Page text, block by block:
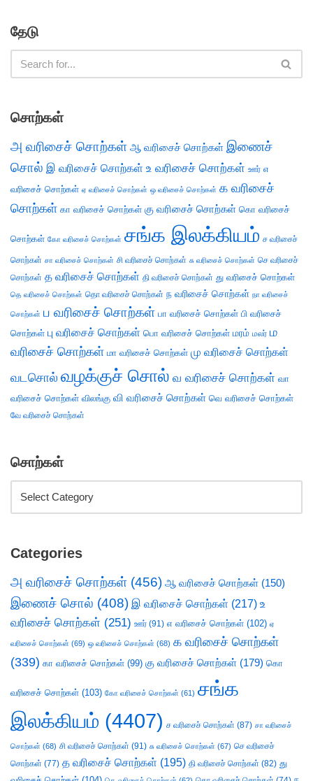
தேடு
சொற்கள்
அ வரிசைச் சொற்கள் ஆ வரிசைச் சொற்கள் இணைச்
சொல் இ வரிசைச் சொற்கள் உ வரிசைச் சொற்கள் ஊர் எ
வரிசைச் சொற்கள் ஏ வரிசைச் சொற்கள் ஒ வரிசைச் சொற்கள் க வரிசைச்
சொற்கள் கா வரிசைச் சொற்கள் கு வரிசைச் சொற்கள் கொ வரிசைச்
சொற்கள் கோ வரிசைச் சொற்கள் சங்க இலக்கியம் ச வரிசைச்
சொற்கள் சா வரிசைச் சொற்கள் சி வரிசைச் சொற்கள் சு வரிசைச் சொற்கள் செ வரிசைச்
சொற்கள் த வரிசைச் சொற்கள் தி வரிசைச் சொற்கள் து வரிசைச் சொற்கள்
தெ வரிசைச் சொற்கள் தொ வரிசைச் சொற்கள் ந வரிசைச் சொற்கள் நா வரிசைச்
சொற்கள் ப வரிசைச் சொற்கள் பா வரிசைச் சொற்கள் பி வரிசைச்
சொற்கள் பு வரிசைச் சொற்கள் பொ வரிசைச் சொற்கள் மரம் மலர் ம
வரிசைச் சொற்கள் மா வரிசைச் சொற்கள் மு வரிசைச் சொற்கள்
வடசொல் வழக்குச் சொல் வ வரிசைச் சொற்கள் வா
வரிசைச் சொற்கள் விலங்கு வி வரிசைச் சொற்கள் வெ வரிசைச் சொற்கள்
வே வரிசைச் சொற்கள்
சொற்கள்
Categories
அ வரிசைச் சொற்கள் (456) ஆ வரிசைச் சொற்கள் (150)
இணைச் சொல் (408) இ வரிசைச் சொற்கள் (217) உ
வரிசைச் சொற்கள் (251) ஊர் (91) எ வரிசைச் சொற்கள் (102) ஏ
வரிசைச் சொற்கள் (69) ஒ வரிசைச் சொற்கள் (68) க வரிசைச் சொற்கள்
(339) கா வரிசைச் சொற்கள் (99) கு வரிசைச் சொற்கள் (179) கொ
வரிசைச் சொற்கள் (103) கோ வரிசைச் சொற்கள் (61) சங்க
இலக்கியம் (4407) ச வரிசைச் சொற்கள் (87) சா வரிசைச்
சொற்கள் (68) சி வரிசைச் சொற்கள் (91) சு வரிசைச் சொற்கள் (67) செ வரிசைச்
சொற்கள் (77) த வரிசைச் சொற்கள் (195) தி வரிசைச் சொற்கள் (82) து